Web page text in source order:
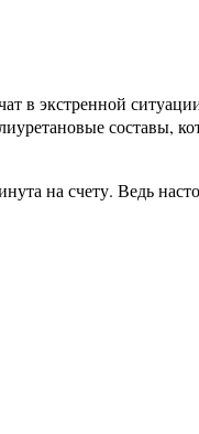
экстренной
составы,
на счету. Ведь